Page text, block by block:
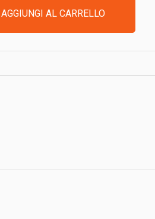
AGGIUNGI AL CARRELLO